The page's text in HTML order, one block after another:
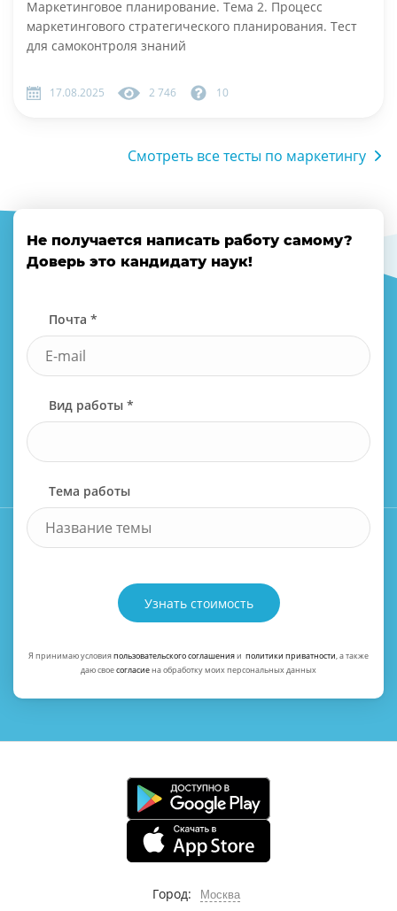
Маркетинговое планирование. Тема 2. Процесс
маркетингового стратегического планирования. Тест
для самоконтроля знаний
17.08.2025 2 746 10
Смотреть все тесты по маркетингу
Не получается написать работу самому?
Доверь это кандидату наук!
Почта *
Вид работы *
Тема работы
Узнать стоимость
Я принимаю условияпользовательского соглашенияи политики приватности, а также
даю своесогласиена обработку моих персональных данных
Город: Москва